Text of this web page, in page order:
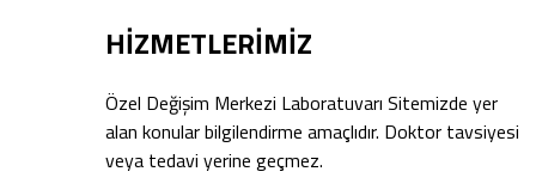
HİZMETLERİMİZ
Özel Değişim Merkezi Laboratuvarı Sitemizde yer
alan konular bilgilendirme amaçlıdır. Doktor tavsiyesi
veya tedavi yerine geçmez.